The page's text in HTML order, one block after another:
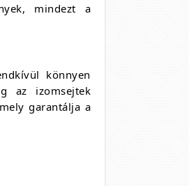
mindezt a
könnyen
az izomsejtek
garantálja a